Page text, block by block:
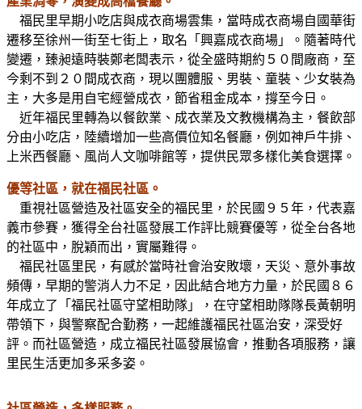
福民里早期小吃店與成衣商場雲集，當時成衣商場自國華街
遷移至徐州一街至七街上，取名「興嘉成衣商場」。隨著時代
變遷，臻昶遠時裝鄭老闆表示，從全盛時期約５０間廠商，至
今剩不到２０間成衣商，現以團體服、男裝、童裝、少女裝為
主，大多是用自宅經營成衣，節省租金成本，撐至今日。
近年福民里轉為以餐飲業、成衣業及文教機構為主，餐飲部
分由小吃店，陸續增加一些高價位知名餐廳，例如神戶牛排、
上米西餐廳、風尚人文咖啡館等，提供民眾多樣化美食選擇。
優等社區，就在福民社區。
重視社區營造及社區安全的福民里，於民國９５年，代表嘉
義市參賽，獲得全台社區發展工作評比競賽優等，從全台各地
的社區中，脫穎而出，實屬難得。
福民社區里民，有感於當時社會治安敗壞，天災、意外事故
頻傳，早期的警消人力不足，因此結合地方力量，於民國８６
年成立了「福民社區守望相助隊」，在守望相助隊隊長黃朝明
帶領下，與警察配合勤務，一起維護福民社區治安，深受好
評。而社區營造，成立福民社區發展協會，推動各項服務，讓
里民生活更加多采多姿。